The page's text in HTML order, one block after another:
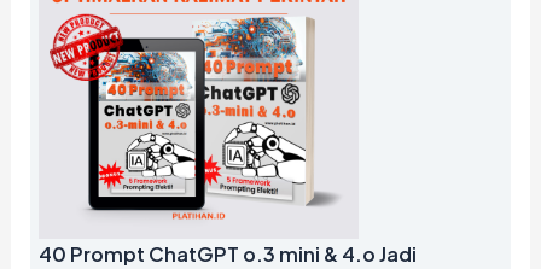
40 Prompt ChatGPT o.3 mini & 4.o Jadi